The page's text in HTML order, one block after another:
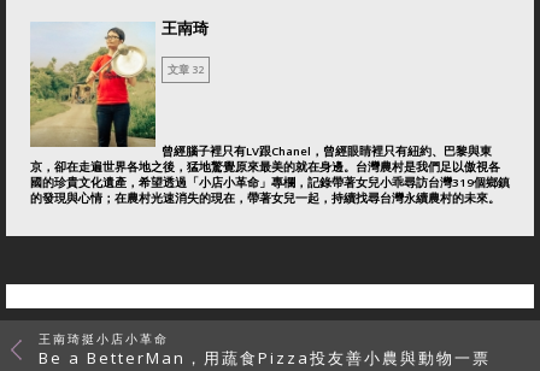
王南琦
文章 32
曾經腦子裡只有LV跟Chanel，曾經眼睛裡只有紐約、巴黎與東
京，卻在走遍世界各地之後，猛地驚覺原來最美的就在身邊。台灣農村是我們足以傲視各
國的珍貴文化遺產，希望透過「小店小革命」專欄，記錄帶著女兒小乖尋訪台灣319個鄉鎮
的發現與心情；在農村光速消失的現在，帶著女兒一起，持續找尋台灣永續農村的未來。
王南琦挺小店小革命
Be a BetterMan，用蔬食Pizza投友善小農與動物一票